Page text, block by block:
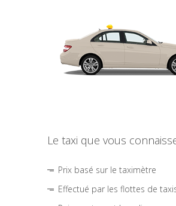
Le taxi que vous
Prix basé sur le taximètre
Effectué par les flottes de